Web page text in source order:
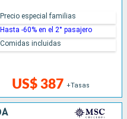
US$ 387 +Tasas
Precio especial familias
Hasta -60% en el 2° pasajero
Comidas incluidas